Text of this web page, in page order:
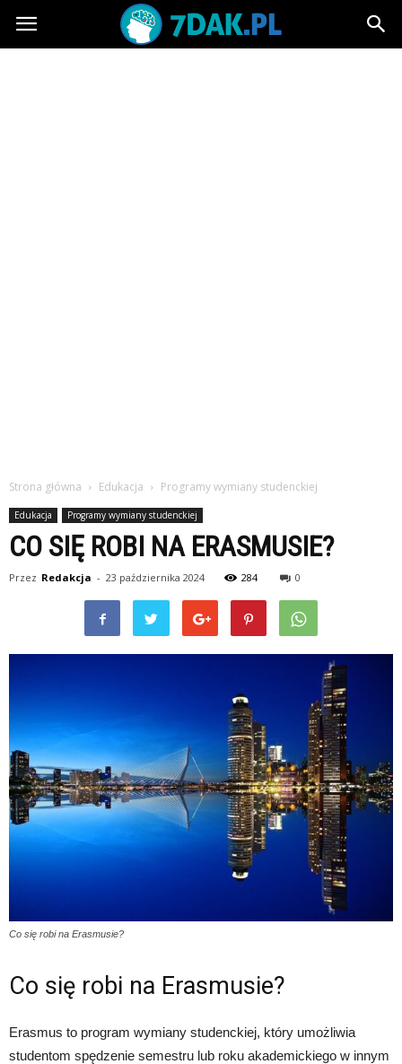
7dak.pl
Strona główna Edukacja Programy wymiany studenckiej
Edukacja Programy wymiany studenckiej
CO SIĘ ROBI NA ERASMUSIE?
Przez Redakcja - 23 października 2024 284 0
Co się robi na Erasmusie?
Co się robi na Erasmusie?
Erasmus to program wymiany studenckiej, który umożliwia
studentom spędzenie semestru lub roku akademickiego w innym